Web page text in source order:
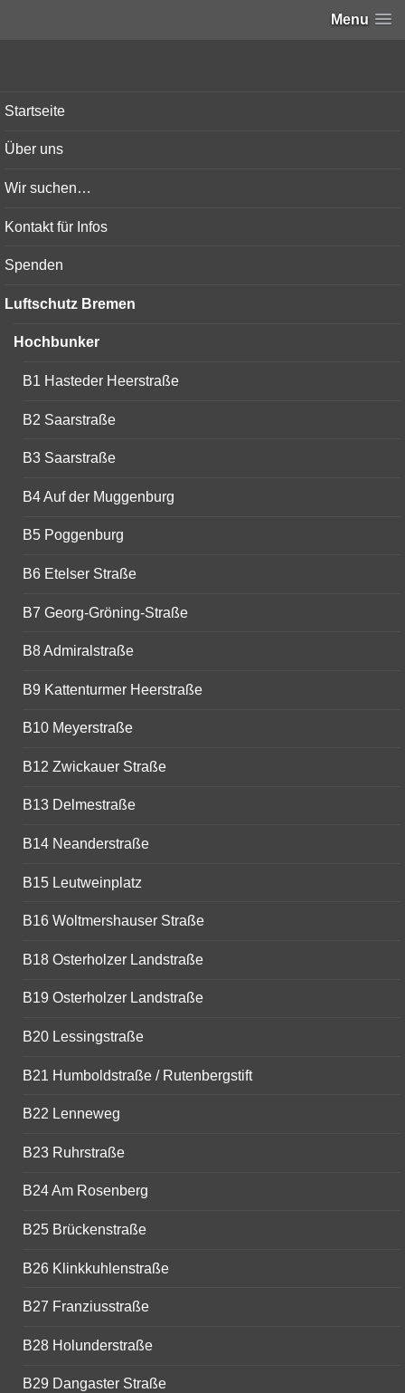
Menu
Startseite
Über uns
Wir suchen…
Kontakt für Infos
Spenden
Luftschutz Bremen
Hochbunker
B1 Hasteder Heerstraße
B2 Saarstraße
B3 Saarstraße
B4 Auf der Muggenburg
B5 Poggenburg
B6 Etelser Straße
B7 Georg-Gröning-Straße
B8 Admiralstraße
B9 Kattenturmer Heerstraße
B10 Meyerstraße
B12 Zwickauer Straße
B13 Delmestraße
B14 Neanderstraße
B15 Leutweinplatz
B16 Woltmershauser Straße
B18 Osterholzer Landstraße
B19 Osterholzer Landstraße
B20 Lessingstraße
B21 Humboldstraße / Rutenbergstift
B22 Lenneweg
B23 Ruhrstraße
B24 Am Rosenberg
B25 Brückenstraße
B26 Klinkkuhlenstraße
B27 Franziusstraße
B28 Holunderstraße
B29 Dangaster Straße